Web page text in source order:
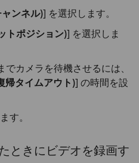
ンネル)] を選択します。
トポジション)] を選択しま
カメラを待機させるには、
タイムアウト)] の時間を設
す。
ときにビデオを録画す